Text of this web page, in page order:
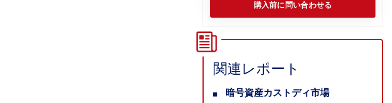
購入前に問い合わせる
関連レポート
暗号資産カストディ市場